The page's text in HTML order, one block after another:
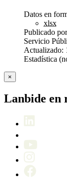
Datos en
xlsx
Publicado
Servicio
Actualizado:
Estadística
×
Lanbide en